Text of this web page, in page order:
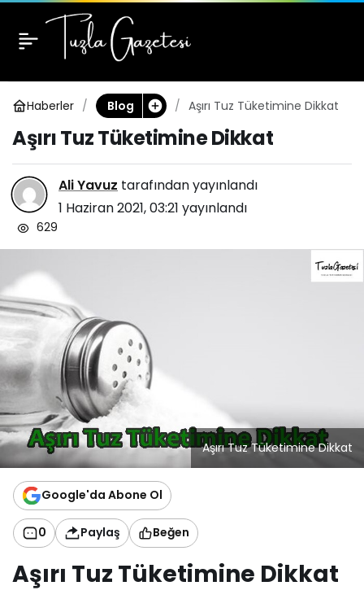
Haberler Blog Aşırı Tuz Tüketimine Dikkat
Aşırı Tuz Tüketimine Dikkat
Ali Yavuz tarafından yayınlandı
1 Haziran 2021, 03:21 yayınlandı
629
Aşırı Tuz Tüketimine Dikkat
Google'da Abone Ol
0 Paylaş Beğen
Aşırı Tuz Tüketimine Dikkat
Aşırı Tuz Tüketimine